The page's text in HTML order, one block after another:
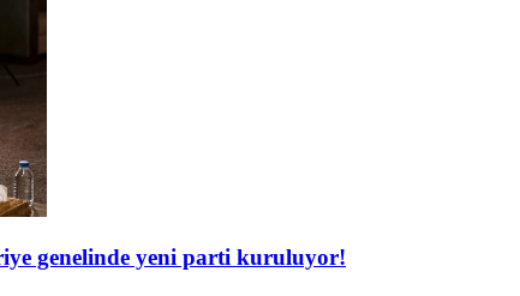
genelinde yeni parti kuruluyor!